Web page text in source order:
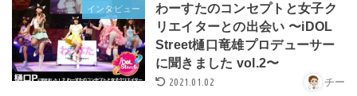
インタビュー
わーすたのコンセプトと女子ク
リエイターとの出会い 〜iDOL
Street樋口竜雄プロデューサー
に聞きました vol.2〜
2021.01.02 チー